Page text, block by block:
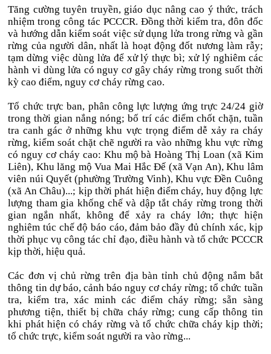
Tăng cường tuyên truyền, giáo dục nâng cao ý thức, trách
nhiệm trong công tác PCCCR. Đồng thời kiểm tra, đôn đốc
và hướng dẫn kiểm soát việc sử dụng lửa trong rừng và gần
rừng của người dân, nhất là hoạt động đốt nương làm rẫy;
tạm dừng việc dùng lửa để xử lý thực bì; xử lý nghiêm các
hành vi dùng lửa có nguy cơ gây cháy rừng trong suốt thời
kỳ cao điểm, nguy cơ cháy rừng cao.
Tổ chức trực ban, phân công lực lượng ứng trực 24/24 giờ
trong thời gian nắng nóng; bố trí các điểm chốt chặn, tuần
tra canh gác ở những khu vực trọng điểm dễ xảy ra cháy
rừng, kiểm soát chặt chẽ người ra vào những khu vực rừng
có nguy cơ cháy cao: Khu mộ bà Hoàng Thị Loan (xã Kim
Liên), Khu lăng mộ Vua Mai Hắc Đế (xã Vạn An), Khu lâm
viên núi Quyết (phường Trường Vinh), Khu vực Đền Cuông
(xã An Châu)...; kịp thời phát hiện điểm cháy, huy động lực
lượng tham gia khống chế và dập tắt cháy rừng trong thời
gian ngắn nhất, không để xảy ra cháy lớn; thực hiện
nghiêm túc chế độ báo cáo, đảm bảo đầy đủ chính xác, kịp
thời phục vụ công tác chỉ đạo, điều hành và tổ chức PCCCR
kịp thời, hiệu quả.
Các đơn vị chủ rừng trên địa bàn tỉnh chủ động nắm bắt
thông tin dự báo, cảnh báo nguy cơ cháy rừng; tổ chức tuần
tra, kiểm tra, xác minh các điểm cháy rừng; sẵn sàng
phương tiện, thiết bị chữa cháy rừng; cung cấp thông tin
khi phát hiện có cháy rừng và tổ chức chữa cháy kịp thời;
tổ chức trực, kiểm soát người ra vào rừng...